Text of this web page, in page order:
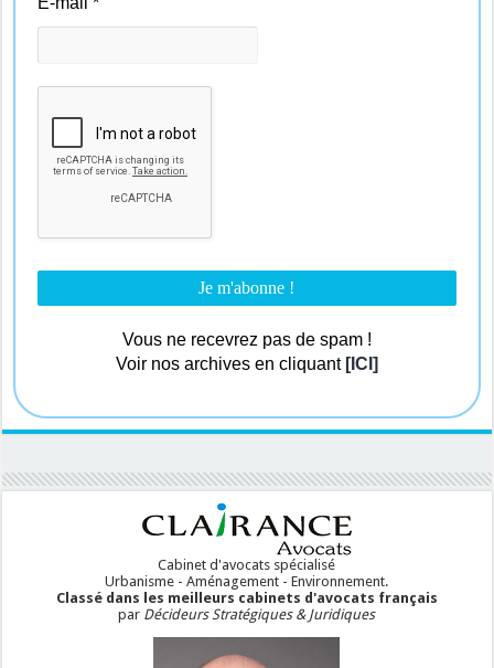
Vous ne recevrez pas de spam !
Voir nos archives en cliquant [ICI]
Cabinet d'avocats spécialisé
Urbanisme - Aménagement - Environnement.
Classé dans les meilleurs cabinets d'avocats français
par Décideurs Stratégiques & Juridiques